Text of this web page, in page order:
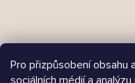
Pro přizpůsobení obsahu
sociálních médií a